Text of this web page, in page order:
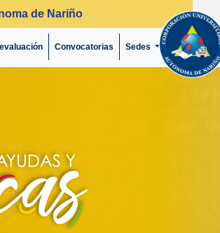
de Nariño
Convocatorias (current)
Sedes